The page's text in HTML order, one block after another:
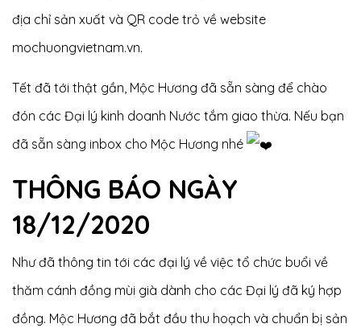
địa chỉ sản xuất và QR code trỏ về website
mochuongvietnam.vn.
Tết đã tới thật gần, Mộc Hương đã sẵn sàng để chào
đón các Đại lý kinh doanh Nước tắm giao thừa. Nếu bạn
đã sẵn sàng inbox cho Mộc Hương nhé
THÔNG BÁO NGÀY
18/12/2020
Như đã thông tin tới các đại lý về việc tổ chức buổi về
thăm cánh đồng mùi già dành cho các Đại lý đã ký hợp
đồng. Mộc Hương đã bắt đầu thu hoạch và chuẩn bị sản